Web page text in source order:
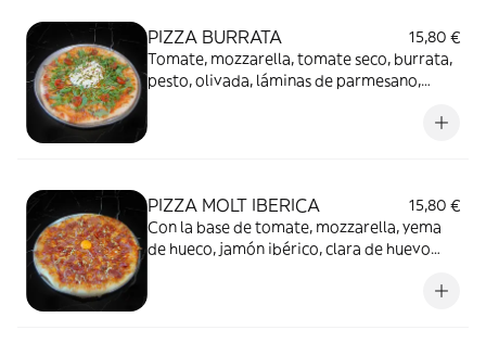
PIZZA BURRATA
15,80 €
Tomate, mozzarella, tomate seco, burrata,
pesto, olivada, láminas de parmesano,
PIZZA MOLT IBERICA
15,80 €
Con la base de tomate, mozzarella, yema
de hueco, jamón ibérico, clara de huevo